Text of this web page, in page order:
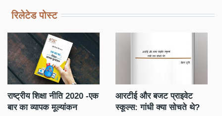
रिलेटेड पोस्ट
राष्ट्रीय शिक्षा नीति 2020 -एक
बार का व्यापक मूल्यांकन
आरटीई और बजट प्राइवेट
स्कूल्स: गांधी क्या सोचते थे?